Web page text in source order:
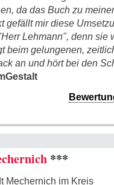
da das Buch zu
gefällt mir diese
Lehmann", denn sie
beim gelungenen,
an und hört bei den
***
Mechernich im Kreis